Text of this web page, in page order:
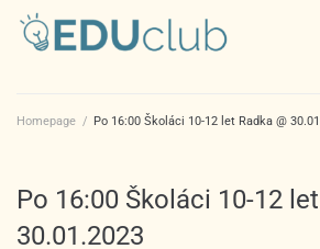
Homepage / Po 16:00 Školáci 10-12 let Radka @
Po 16:00 Školáci 10-12
30.01.2023